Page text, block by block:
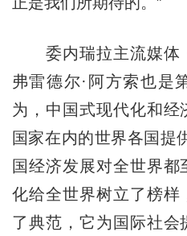
委内瑞拉主流媒体
弗雷德尔·阿方索也是
为，中国式现代化和经
国家在内的世界各国提
国经济发展对全世界
化给全世界树立了榜样
了典范，它为国际社会